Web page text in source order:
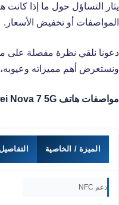
يثار التساؤل حول ما إذا
المواصفات أو تخفيض الأسعار.
ونستعرض أهم مميزاته
مواصفات هاتف Huawei Nova 7 5G
الميزة / الخاصية التفاصيل
دعم NFC